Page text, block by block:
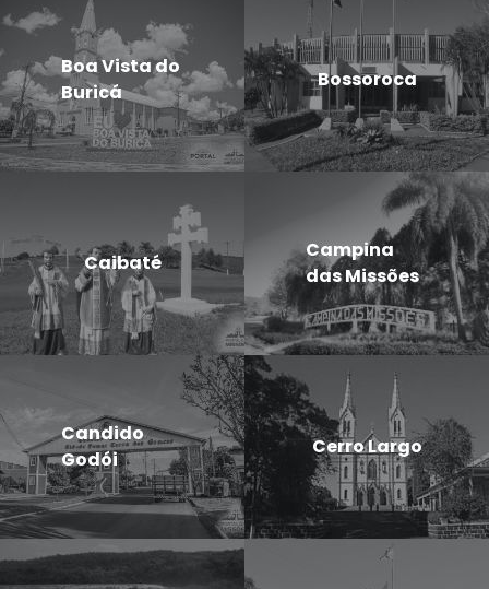
Boa Vista do
Buricá
Bossoroca
Caibaté
Campina
das Missões
Candido
Godói
Cerro Largo